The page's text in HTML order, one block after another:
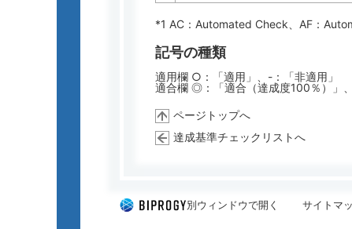
*1 AC： Automated Check 、AF：
記号の種類
適用欄 ○：「適用」、-：「非適用」
適合欄 ◎：「適合（達成度100％）」
ページトップへ
達成基準チェックリストへ
別ウィンドウで開く サイトマ